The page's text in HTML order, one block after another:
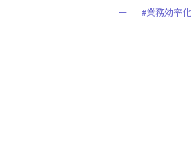
ー
#業務効率化